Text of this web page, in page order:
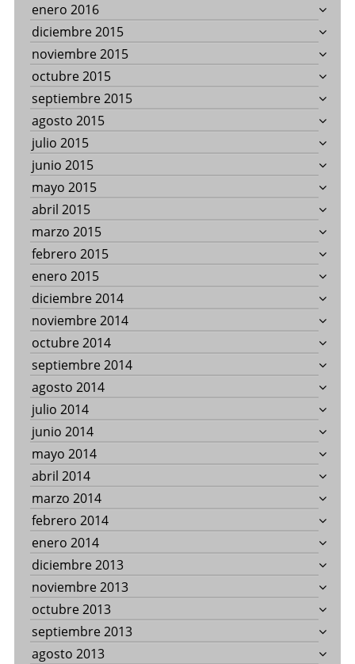
enero 2016
diciembre 2015
noviembre 2015
octubre 2015
septiembre 2015
agosto 2015
julio 2015
junio 2015
mayo 2015
abril 2015
marzo 2015
febrero 2015
enero 2015
diciembre 2014
noviembre 2014
octubre 2014
septiembre 2014
agosto 2014
julio 2014
junio 2014
mayo 2014
abril 2014
marzo 2014
febrero 2014
enero 2014
diciembre 2013
noviembre 2013
octubre 2013
septiembre 2013
agosto 2013